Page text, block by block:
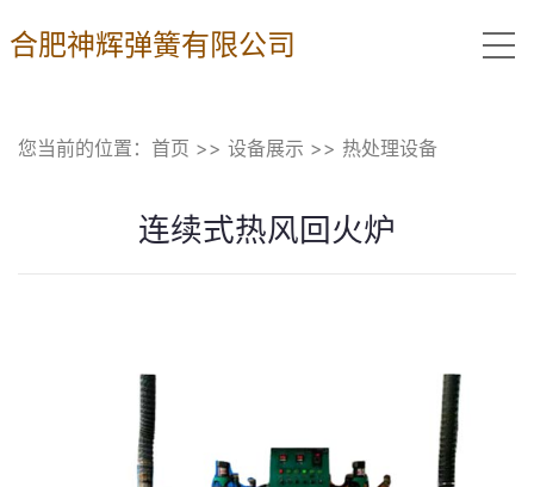
合肥神辉弹簧有限公司
您当前的位置： 首页 >> 设备展示 >> 热处理设备
连续式热风回火炉